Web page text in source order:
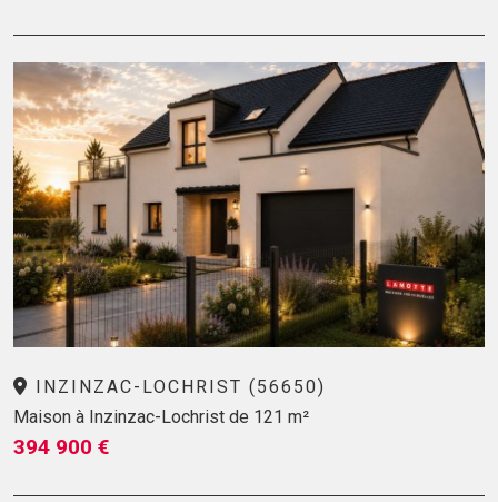
INZINZAC-LOCHRIST (56650)
Maison à Inzinzac-Lochrist de 121 m²
394 900 €